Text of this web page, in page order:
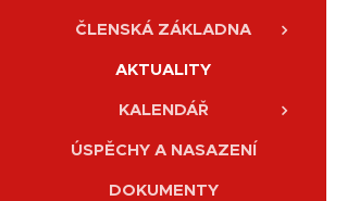
ČLENSKÁ ZÁKLADNA
AKTUALITY
KALENDÁŘ
ÚSPĚCHY A NASAZENÍ
DOKUMENTY